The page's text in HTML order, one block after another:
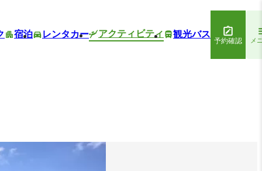
宿泊 レンタカー アクティビティ 観光バス
予約確認 メ